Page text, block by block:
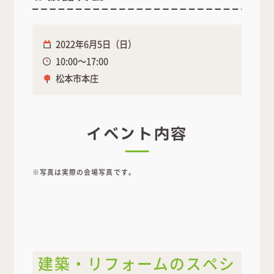
2022年6月5日（日）
10:00～17:00
松本市本庄
イベント内容
※写真は実際の会場写真です。
建築・リフォームのスペシ